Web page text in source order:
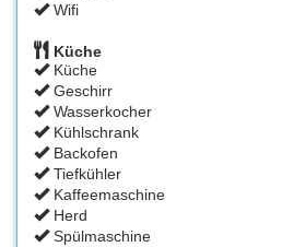
Wifi
Küche
Küche
Geschirr
Wasserkocher
Kühlschrank
Backofen
Tiefkühler
Kaffeemaschine
Herd
Spülmaschine